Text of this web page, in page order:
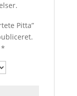
Pitta”
*